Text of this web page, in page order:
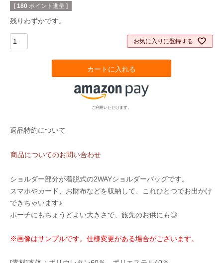
[ 180 ポイント進呈 ]
残りわずかです。
お気に入りに登録する
カートに入れる
ご利用いただけます。
返品特約について
商品についてのお問い合わせ
ショルダー部分が着脱式の2WAYショルダーバッグです。
スマホやカード、お財布などを収納して、これひとつでお出かけ
できちゃいます♪
ポーチにもちょうどよい大きさで、旅先のお供にも◎
※画像はサンプルです。仕様変更がある場合がございます。